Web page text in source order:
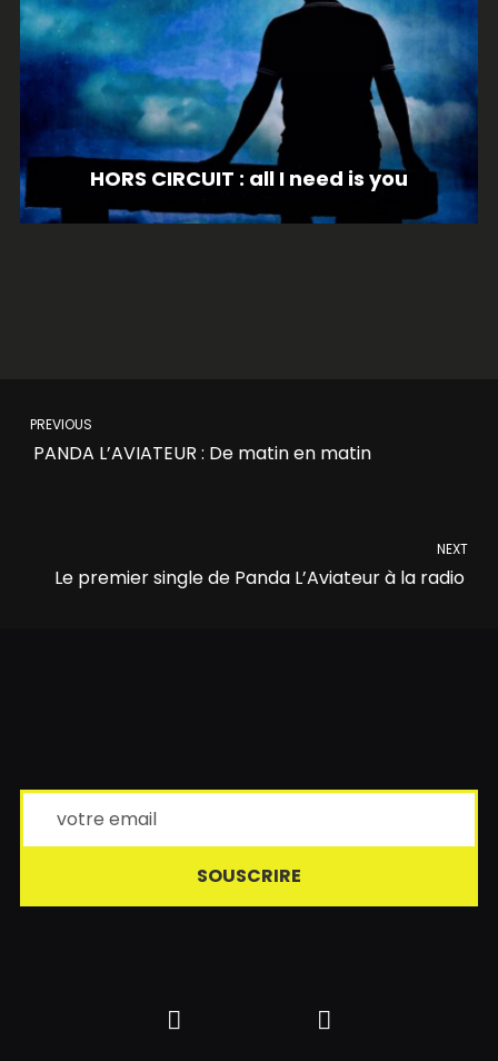
HORS CIRCUIT : all I need is you
PREVIOUS
PANDA L’AVIATEUR : De matin en matin
NEXT
Le premier single de Panda L’Aviateur à la radio
SOUSCRIRE